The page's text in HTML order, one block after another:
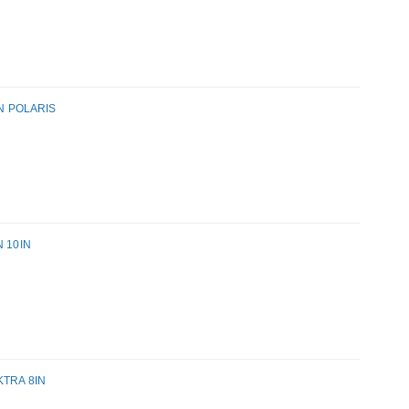
POLARIS
10IN
8IN